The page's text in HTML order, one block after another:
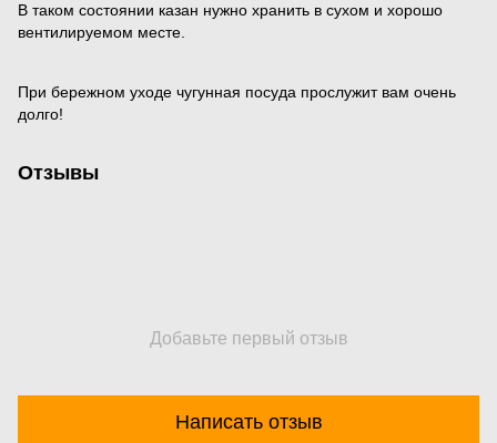
В таком состоянии казан нужно хранить в сухом и хорошо
вентилируемом месте.
При бережном уходе чугунная посуда прослужит вам очень
долго!
Отзывы
Добавьте первый отзыв
Написать отзыв